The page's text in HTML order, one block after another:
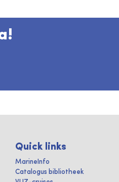
Quick links
MarineInfo
Catalogus bibliotheek